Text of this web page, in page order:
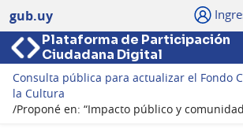
gub.uy
Plataforma de Participación
Ciudadana Digital
Consulta pública para actualizar el Fondo
la Cultura
/Proponé en: “Impacto público y